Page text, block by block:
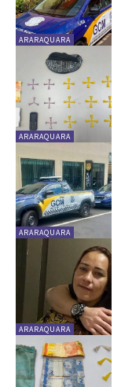
ARARAQUARA
ARARAQUARA
ARARAQUARA
ARARAQUARA